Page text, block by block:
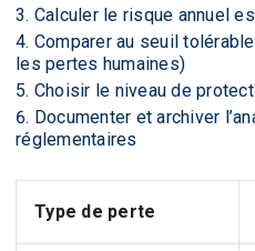
Calculer le risque annuel
Comparer au seuil
les pertes humaines)
Choisir le niveau de
Documenter et archiver
réglementaires
Type de perte